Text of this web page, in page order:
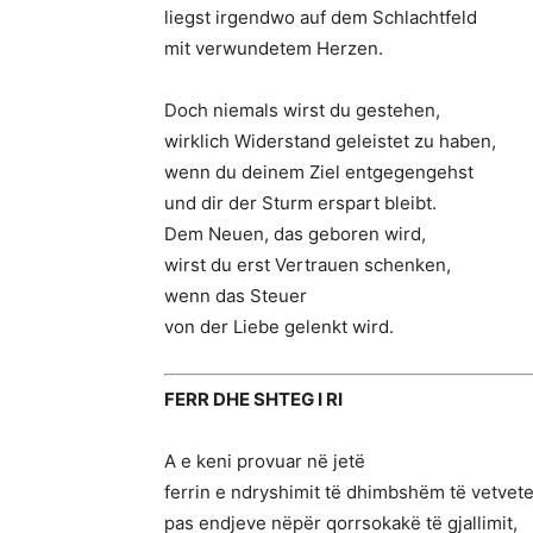
liegst irgendwo auf dem Schlachtfeld
mit verwundetem Herzen.
Doch niemals wirst du gestehen,
wirklich Widerstand geleistet zu haben,
wenn du deinem Ziel entgegengehst
und dir der Sturm erspart bleibt.
Dem Neuen, das geboren wird,
wirst du erst Vertrauen schenken,
wenn das Steuer
von der Liebe gelenkt wird.
FERR DHE SHTEG I RI
A e keni provuar në jetë
ferrin e ndryshimit të dhimbshëm të
pas endjeve nëpër qorrsokakë të gjallimit,